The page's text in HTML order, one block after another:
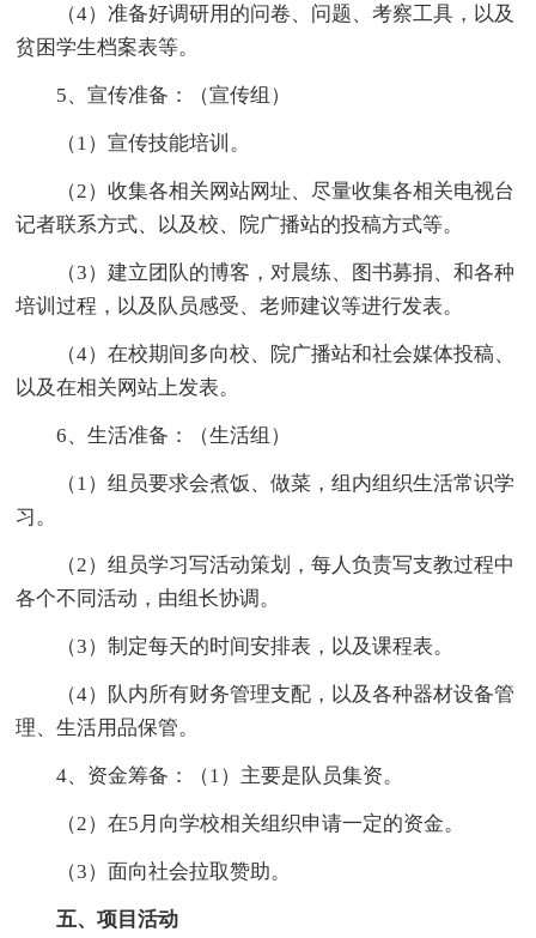
（4）准备好调研用的问卷、问题、考察工具，以及
贫困学生档案表等。
5、宣传准备：（宣传组）
（1）宣传技能培训。
（2）收集各相关网站网址、尽量收集各相关电视台
记者联系方式、以及校、院广播站的投稿方式等。
（3）建立团队的博客，对晨练、图书募捐、和各种
培训过程，以及队员感受、老师建议等进行发表。
（4）在校期间多向校、院广播站和社会媒体投稿、
以及在相关网站上发表。
6、生活准备：（生活组）
（1）组员要求会煮饭、做菜，组内组织生活常识学
习。
（2）组员学习写活动策划，每人负责写支教过程中
各个不同活动，由组长协调。
（3）制定每天的时间安排表，以及课程表。
（4）队内所有财务管理支配，以及各种器材设备管
理、生活用品保管。
4、资金筹备：（1）主要是队员集资。
（2）在5月向学校相关组织申请一定的资金。
（3）面向社会拉取赞助。
五、项目活动